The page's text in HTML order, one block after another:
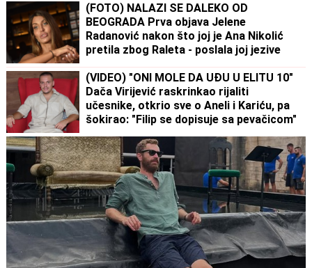
(FOTO) NALAZI SE DALEKO OD
BEOGRADA Prva objava Jelene
Radanović nakon što joj je Ana Nikolić
pretila zbog Raleta - poslala joj jezive
poruke
(VIDEO) "ONI MOLE DA UĐU U ELITU 10"
Dača Virijević raskrinkao rijaliti
učesnike, otkrio sve o Aneli i Kariću, pa
šokirao: "Filip se dopisuje sa pevačicom"